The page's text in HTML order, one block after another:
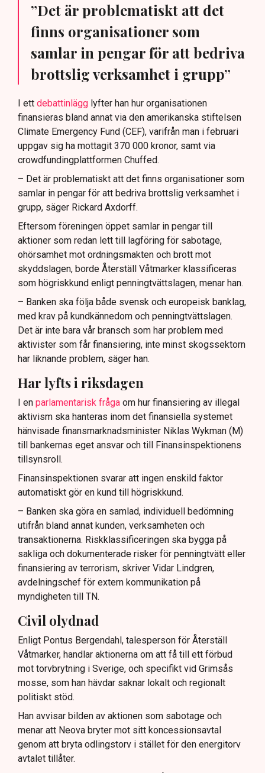
”Det är problematiskt att det
finns organisationer som
samlar in pengar för att bedriva
brottslig verksamhet i grupp”
I ett debattinlägg lyfter han hur organisationen
finansieras bland annat via den amerikanska stiftelsen
Climate Emergency Fund (CEF), varifrån man i februari
uppgav sig ha mottagit 370 000 kronor, samt via
crowdfundingplattformen Chuffed.
– Det är problematiskt att det finns organisationer som
samlar in pengar för att bedriva brottslig verksamhet i
grupp, säger Rickard Axdorff.
Eftersom föreningen öppet samlar in pengar till
aktioner som redan lett till lagföring för sabotage,
ohörsamhet mot ordningsmakten och brott mot
skyddslagen, borde Återställ Våtmarker klassificeras
som högriskkund enligt penningtvättslagen, menar han.
– Banken ska följa både svensk och europeisk banklag,
med krav på kundkännedom och penningtvättslagen.
Det är inte bara vår bransch som har problem med
aktivister som får finansiering, inte minst skogssektorn
har liknande problem, säger han.
Har lyfts i riksdagen
I en parlamentarisk fråga om hur finansiering av illegal
aktivism ska hanteras inom det finansiella systemet
hänvisade finansmarknadsminister Niklas Wykman (M)
till bankernas eget ansvar och till Finansinspektionens
tillsynsroll.
Finansinspektionen svarar att ingen enskild faktor
automatiskt gör en kund till högriskkund.
– Banken ska göra en samlad, individuell bedömning
utifrån bland annat kunden, verksamheten och
transaktionerna. Riskklassificeringen ska bygga på
sakliga och dokumenterade risker för penningtvätt eller
finansiering av terrorism, skriver Vidar Lindgren,
avdelningschef för extern kommunikation på
myndigheten till TN.
Civil olydnad
Enligt Pontus Bergendahl, talesperson för Återställ
Våtmarker, handlar aktionerna om att få till ett förbud
mot torvbrytning i Sverige, och specifikt vid Grimsås
mosse, som han hävdar saknar lokalt och regionalt
politiskt stöd.
Han avvisar bilden av aktionen som sabotage och
menar att Neova bryter mot sitt koncessionsavtal
genom att bryta odlingstorv i stället för den energitorv
avtalet tillåter.